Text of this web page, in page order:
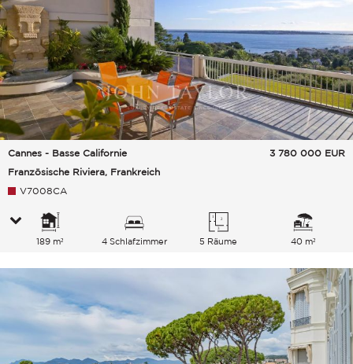
Cannes - Basse Californie
Französische Riviera, Frankreich
3 780 000 EUR
V7008CA
189 m² 4 Schlafzimmer 5 Räume 40 m²